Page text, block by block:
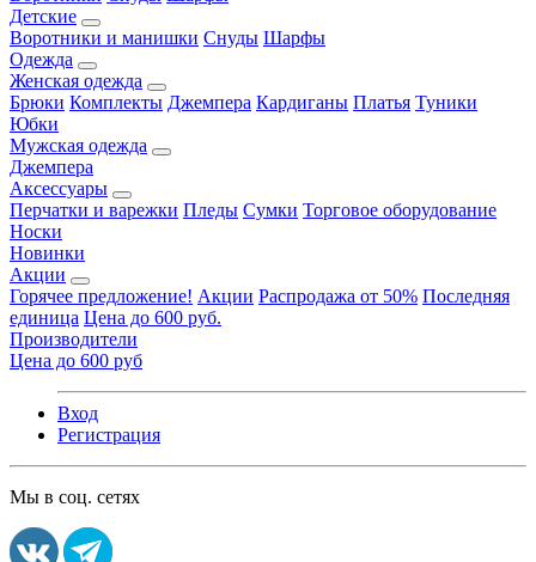
Детские
Воротники и манишки Снуды Шарфы
Одежда
Женская одежда
Брюки Комплекты Джемпера Кардиганы Платья Туники
Юбки
Мужская одежда
Джемпера
Аксессуары
Перчатки и варежки Пледы Сумки Торговое оборудование
Носки
Новинки
Акции
Горячее предложение! Акции Распродажа от 50% Последняя
единица Цена до 600 руб.
Производители
Цена до 600 руб
Вход
Регистрация
Мы в соц. сетях